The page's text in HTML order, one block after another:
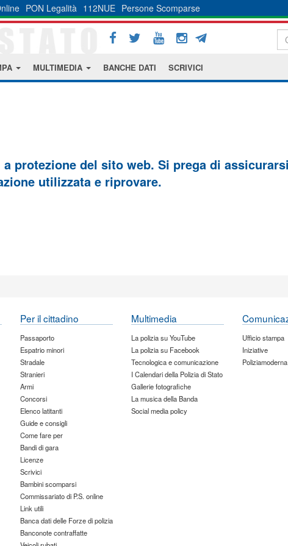
PON Legalità 112NUE Persone Scomparse
MULTIMEDIA BANCHE DATI SCRIVICI
protezione del sito web. Si prega di
utilizzata e riprovare.
Per il cittadino
Passaporto
Espatrio minori
Stradale
Stranieri
Armi
Concorsi
Elenco latitanti
Guide e consigli
Come fare per
Bandi di gara
Licenze
Scrivici
Bambini scomparsi
Commissariato di P.S. online
Link utili
Banca dati delle Forze di polizia
Banconote contraffatte
Multimedia
La polizia su YouTube
La polizia su Facebook
Tecnologica e comunicazione
I Calendari della Polizia di Stato
Gallerie fotografiche
La musica della Banda
Social media policy
Ufficio stampa
Iniziative
Poliziamoderna